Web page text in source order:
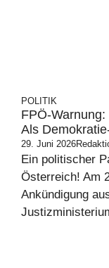
POLITIK
FPÖ-
Als
29. Juni 2026
Ein politischer
Österreich! Am
Ankündigung